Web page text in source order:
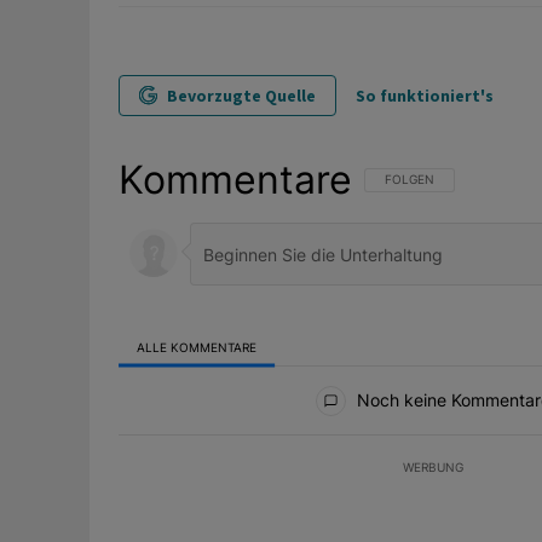
Bevorzugte Quelle So funktioniert's
Kommentare FOLGE DIESER
FOLGEN
ALLE KOMMENTARE
Noch keine
WERBUNG